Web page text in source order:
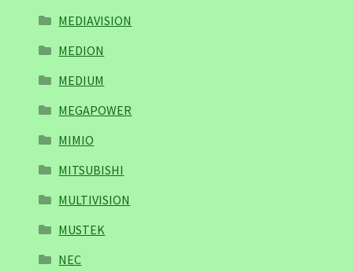
MEDIAVISION
MEDION
MEDIUM
MEGAPOWER
MIMIO
MITSUBISHI
MULTIVISION
MUSTEK
NEC